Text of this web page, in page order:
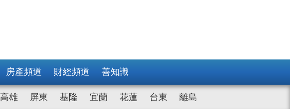
房產頻道 財經頻道 善知識
高雄 屏東 基隆 宜蘭 花蓮 台東 離島